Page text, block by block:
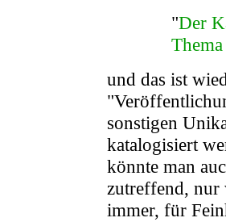
"Der
und das ist
sonstigen
katalogisiert
könnte man
zutreffend, nur
immer, für